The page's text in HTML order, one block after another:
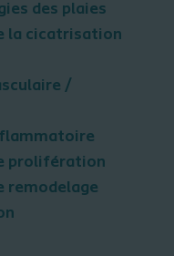
des plaies
la cicatrisation
/
prolifération
remodelage